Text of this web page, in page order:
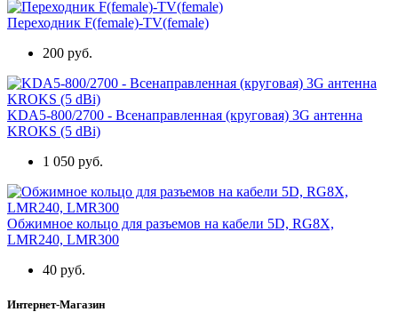
Переходник F(female)-TV(female)
200 руб.
KDA5-800/2700 - Всенаправленная (круговая) 3G антенна
KROKS (5 dBi)
1 050 руб.
Обжимное кольцо для разъемов на кабели 5D, RG8X,
LMR240, LMR300
40 руб.
Интернет-Магазин